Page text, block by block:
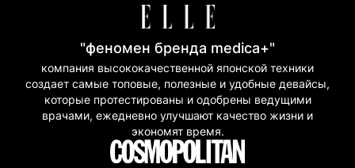
"феномен бренда medica+"
компания высококачественной японской техники
создает самые топовые, полезные и удобные девайсы,
которые протестированы и одобрены ведущими
врачами, ежедневно улучшают качество жизни и
экономят время.